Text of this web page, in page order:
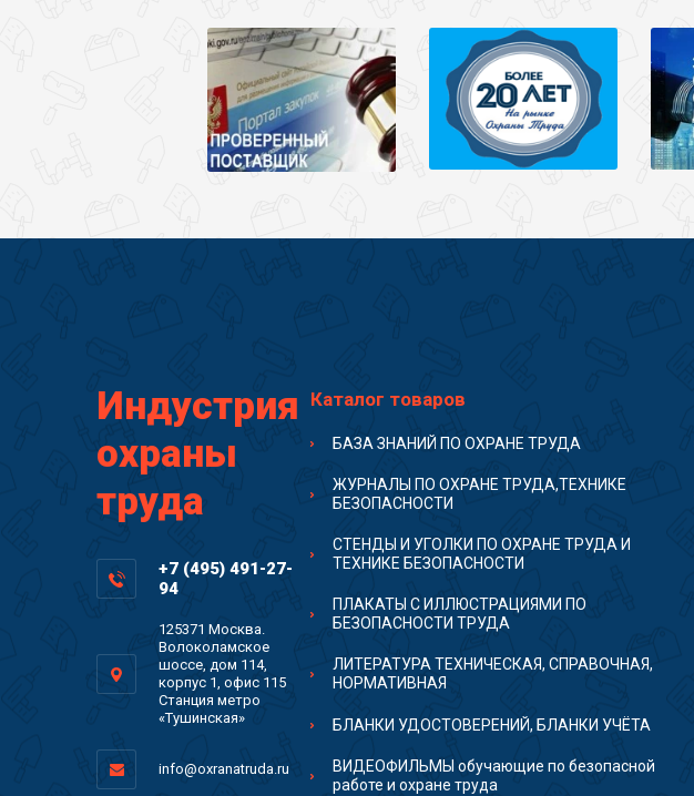
Индустрия
охраны
труда
+7 (495) 491-27-
94
125371 Москва.
Волоколамское
шоссе, дом 114,
корпус 1, офис 115
Станция метро
«Тушинская»
info@oxranatruda.ru
Каталог товаров
БАЗА ЗНАНИЙ ПО ОХРАНЕ ТРУДА
ЖУРНАЛЫ ПО ОХРАНЕ ТРУДА,ТЕХНИКЕ
БЕЗОПАСНОСТИ
СТЕНДЫ И УГОЛКИ ПО ОХРАНЕ ТРУДА И
ТЕХНИКЕ БЕЗОПАСНОСТИ
ПЛАКАТЫ С ИЛЛЮСТРАЦИЯМИ ПО
БЕЗОПАСНОСТИ ТРУДА
ЛИТЕРАТУРА ТЕХНИЧЕСКАЯ, СПРАВОЧНАЯ,
НОРМАТИВНАЯ
БЛАНКИ УДОСТОВЕРЕНИЙ, БЛАНКИ УЧЁТА
ВИДЕОФИЛЬМЫ обучающие по безопасной
работе и охране труда